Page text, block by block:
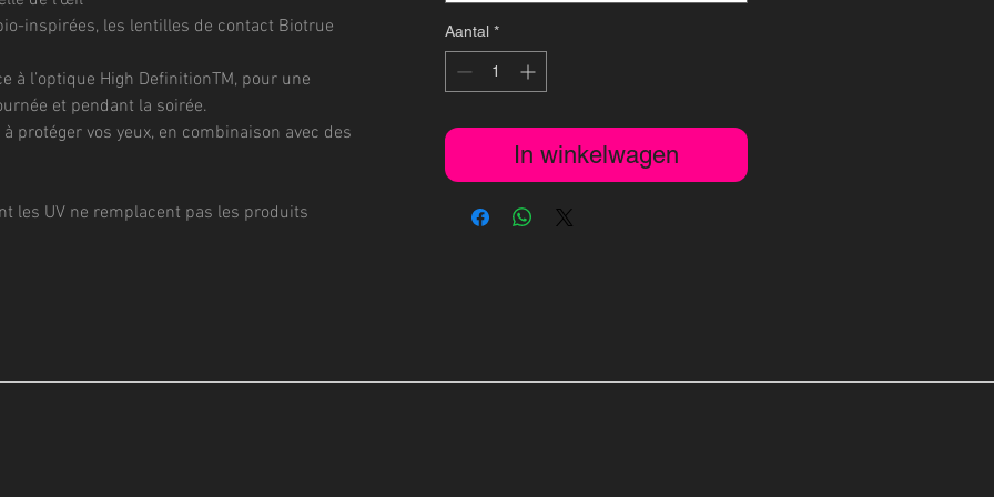
inspirées, les lentilles de contact Biotrue
à l’optique High DefinitionTM, pour une
et pendant la soirée.
protéger vos yeux, en combinaison avec des
les UV ne remplacent pas les produits
Aantal *
In winkelwagen